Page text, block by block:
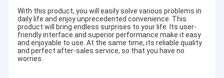
With this product, you will easily solve various problems in
daily life and enjoy unprecedented convenience. This
product will bring endless surprises to your life. Its user-
friendly interface and superior performance make it easy
and enjoyable to use. At the same time, its reliable quality
and perfect after-sales service, so that you have no
worries.